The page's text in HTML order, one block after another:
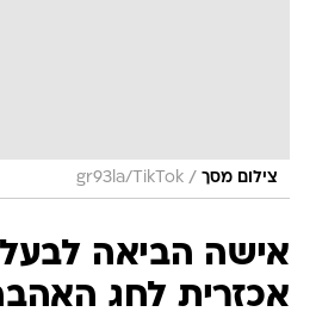
צילום מסך /
gr93la/TikTok
אישה הביאה
אכזרית לחג